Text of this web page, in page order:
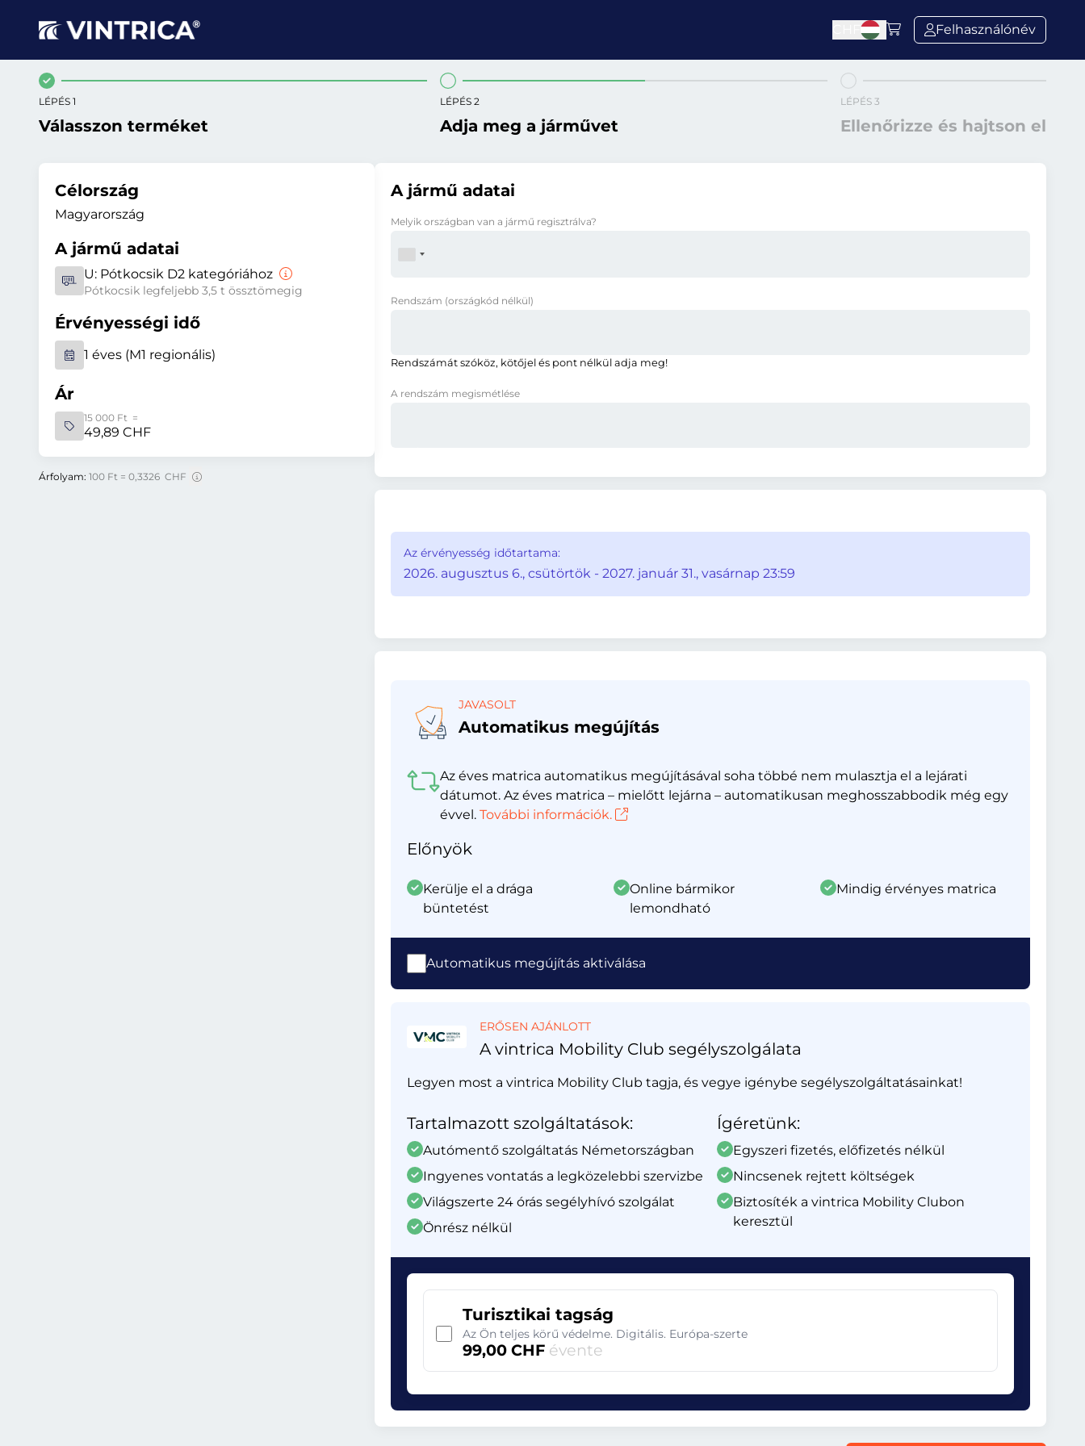
Felhasználónév
LÉPÉS 1
Válasszon terméket
LÉPÉS 2
Adja meg a járművet
LÉPÉS 3
Ellenőrizze és hajtson el
Célország
Magyarország
A jármű adatai
U: Pótkocsik D2 kategóriához
Pótkocsik legfeljebb 3,5 t össztömegig
Érvényességi idő
1 éves (M1 regionális)
Ár
15 000 Ft =
49,89 CHF
Árfolyam: 100 Ft = 0,3326 CHF
A jármű adatai
Melyik országban van a jármű regisztrálva?
Rendszám (országkód nélkül)
Rendszámát szóköz, kötőjel és pont nélkül adja meg!
A rendszám megismétlése
Az érvényesség időtartama:
2026. augusztus 6., csütörtök - 2027. január 31., vasárnap 23:59
JAVASOLT
Automatikus megújítás
Az éves matrica automatikus megújításával soha többé nem mulasztja el a lejárati
dátumot. Az éves matrica – mielőtt lejárna – automatikusan meghosszabbodik még egy
évvel. További információk.
Előnyök
Kerülje el a drága
büntetést
Online bármikor
lemondható
Mindig érvényes matrica
Automatikus megújítás aktiválása
ERŐSEN AJÁNLOTT
A vintrica Mobility Club segélyszolgálata
Legyen most a vintrica Mobility Club tagja, és vegye igénybe segélyszolgáltatásainkat!
Tartalmazott szolgáltatások:
Autómentő szolgáltatás Németországban
Ingyenes vontatás a legközelebbi szervizbe
Világszerte 24 órás segélyhívó szolgálat
Önrész nélkül
Ígéretünk:
Egyszeri fizetés, előfizetés nélkül
Nincsenek rejtett költségek
Biztosíték a vintrica Mobility Clubon
keresztül
Turisztikai tagság
Az Ön teljes körű védelme. Digitális. Európa-szerte
99,00 CHF évente